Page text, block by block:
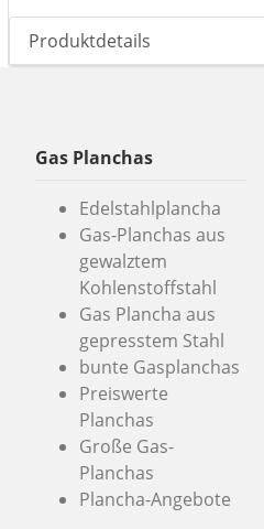
Produktdetails
Gas Planchas
Edelstahlplancha
Gas-Planchas aus
gewalztem
Kohlenstoffstahl
Gas Plancha aus
gepresstem Stahl
bunte Gasplanchas
Preiswerte
Planchas
Große Gas-
Planchas
Plancha-Angebote